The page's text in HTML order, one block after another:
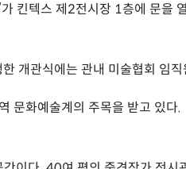
킨텍스 제2전시장 1층에 문을
개관식에는 관내 미술협회 임
문화예술계의 주목을 받고 있다.